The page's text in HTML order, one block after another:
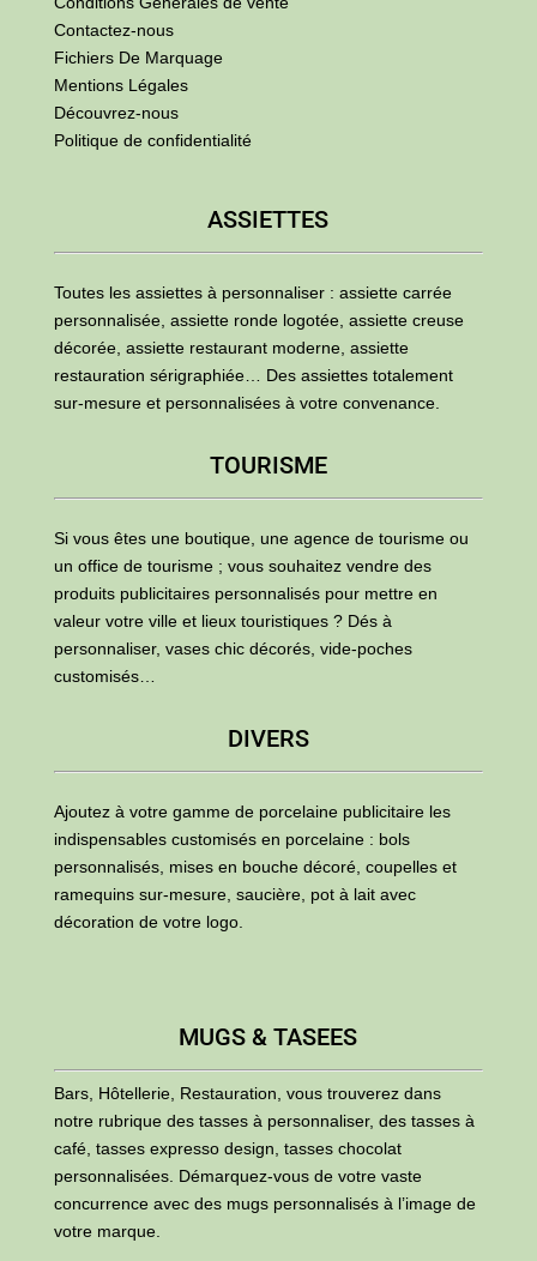
Contactez-nous
Fichiers De Marquage
Mentions Légales
Découvrez-nous
Politique de confidentialité
ASSIETTES
Toutes les assiettes à personnaliser : assiette carrée
personnalisée, assiette ronde logotée, assiette creuse
décorée, assiette restaurant moderne, assiette
restauration sérigraphiée… Des assiettes totalement
sur-mesure et personnalisées à votre convenance.
TOURISME
Si vous êtes une boutique, une agence de tourisme ou
un office de tourisme ; vous souhaitez vendre des
produits publicitaires personnalisés pour mettre en
valeur votre ville et lieux touristiques ? Dés à
personnaliser, vases chic décorés, vide-poches
customisés…
DIVERS
Ajoutez à votre gamme de porcelaine publicitaire les
indispensables customisés en porcelaine : bols
personnalisés, mises en bouche décoré, coupelles et
ramequins sur-mesure, saucière, pot à lait avec
décoration de votre logo.
MUGS & TASEES
Bars, Hôtellerie, Restauration, vous trouverez dans
notre rubrique des tasses à personnaliser, des tasses à
café, tasses expresso design, tasses chocolat
personnalisées. Démarquez-vous de votre vaste
concurrence avec des mugs personnalisés à l’image de
votre marque.